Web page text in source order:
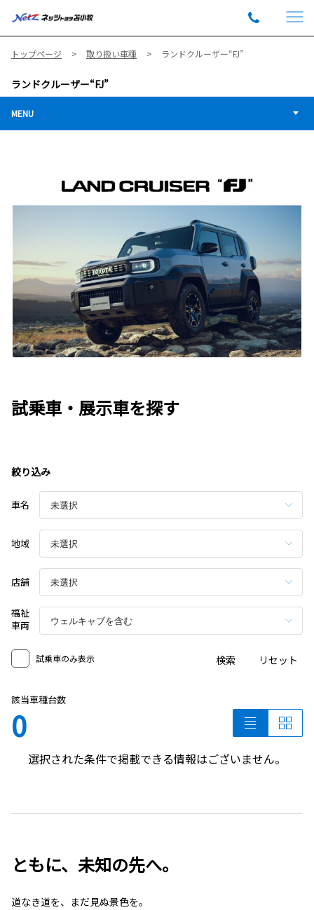
トップページ 取り扱い車種 ランドクルーザー“FJ”
ランドクルーザー“FJ”
MENU
試乗車・展示車を探す
絞り込み
車名
地域
店舗
福祉
車両
試乗車のみ表示 検索 リセット
該当車種台数
0
選択された条件で掲載できる情報はございません。
ともに、未知の先へ。
道なき道を、まだ見ぬ景色を。